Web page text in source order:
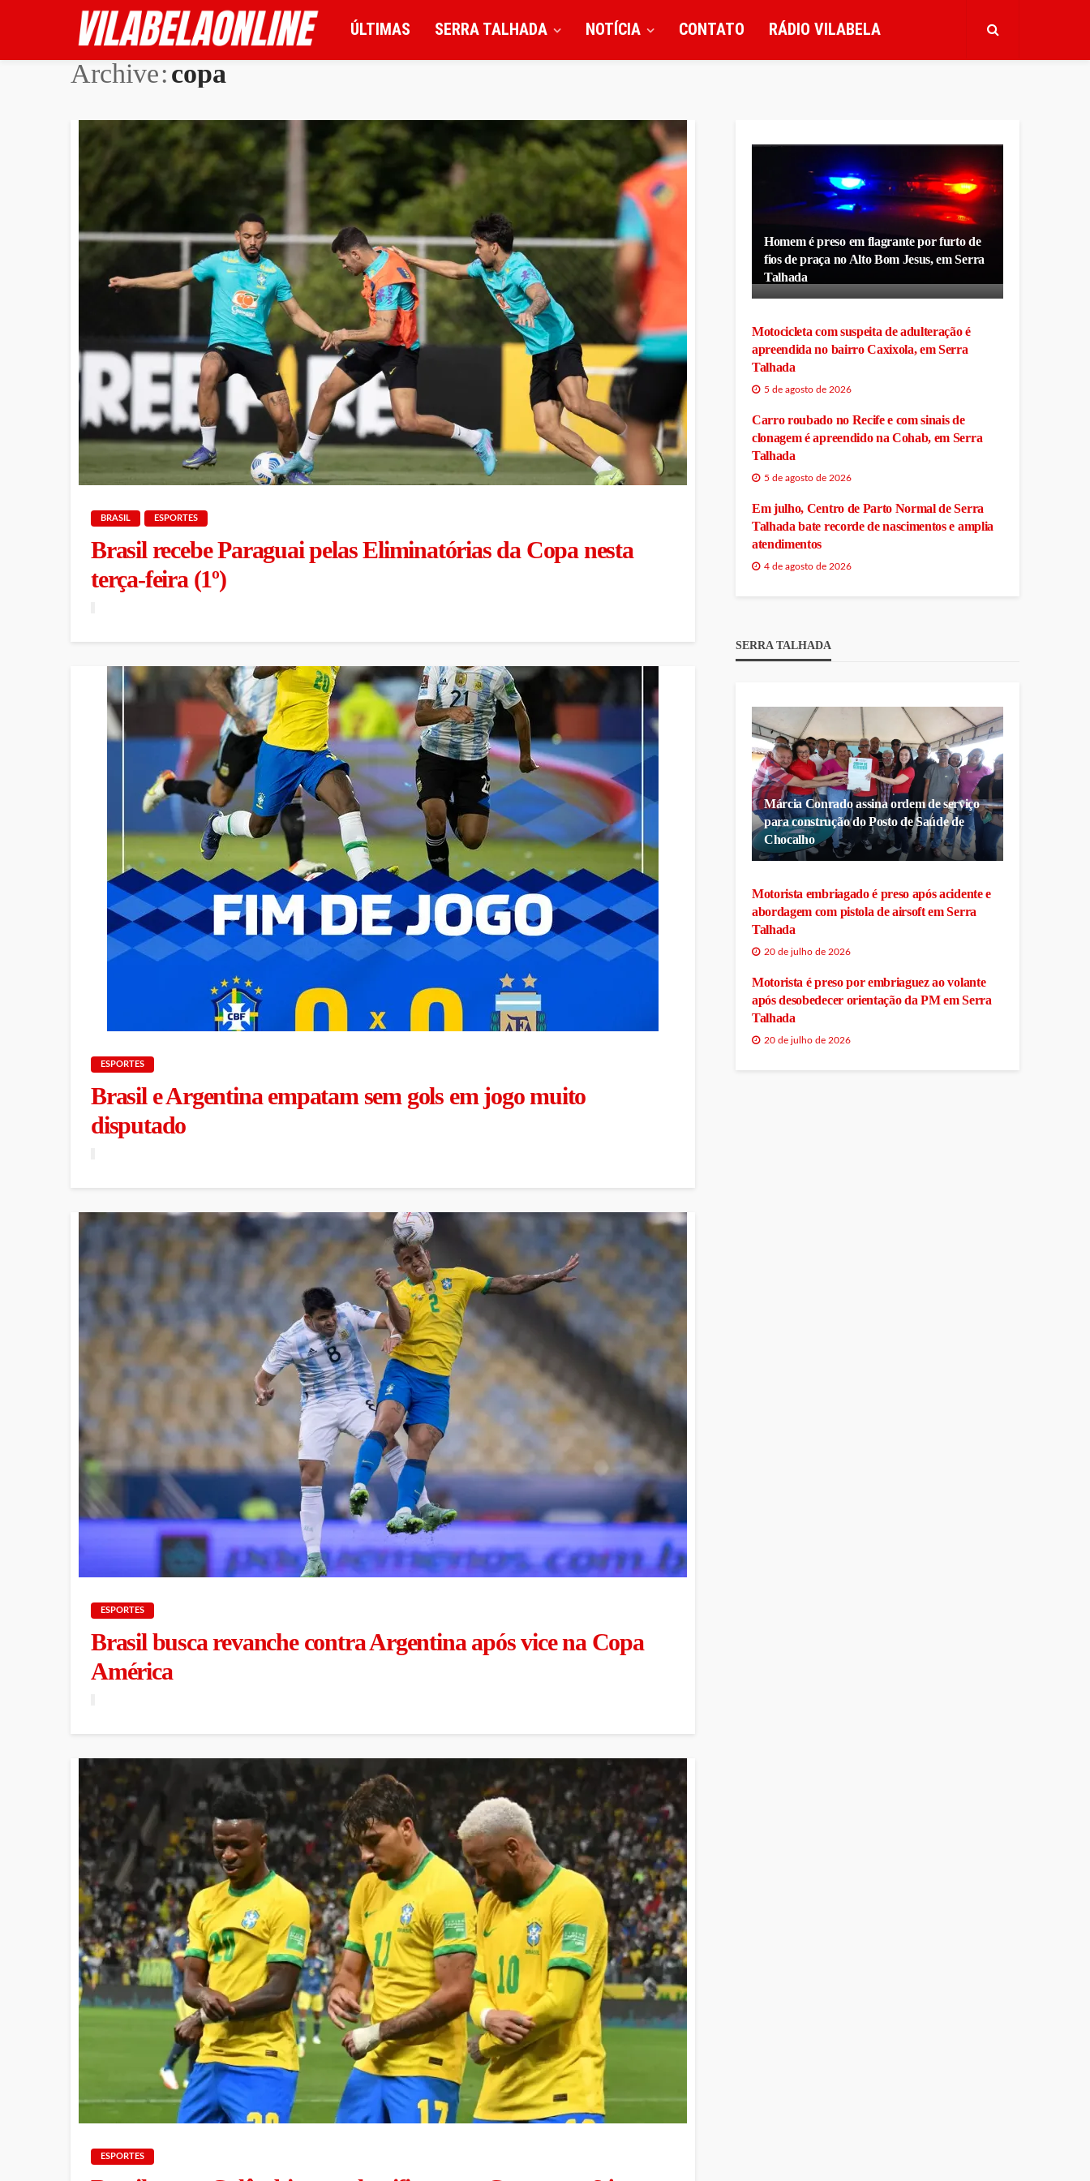
ÚLTIMAS SERRA TALHADA NOTÍCIA CONTATO RÁDIO VILABELA
Archive copa
BRASIL ESPORTES
Brasil recebe Paraguai pelas Eliminatórias da Copa nesta
terça-feira (1º)
ESPORTES
Brasil e Argentina empatam sem gols em jogo muito
disputado
ESPORTES
Brasil busca revanche contra Argentina após vice na Copa
América
ESPORTES
Homem é preso em flagrante por furto de
fios de praça no Alto Bom Jesus, em Serra
Talhada
Motocicleta com suspeita de adulteração é
apreendida no bairro Caxixola, em Serra
Talhada
5 de agosto de 2026
Carro roubado no Recife e com sinais de
clonagem é apreendido na Cohab, em Serra
Talhada
5 de agosto de 2026
Em julho, Centro de Parto Normal de Serra
Talhada bate recorde de nascimentos e amplia
atendimentos
4 de agosto de 2026
SERRA TALHADA
Márcia Conrado assina ordem de serviço
para construção do Posto de Saúde de
Chocalho
Motorista embriagado é preso após acidente e
abordagem com pistola de airsoft em Serra
Talhada
20 de julho de 2026
Motorista é preso por embriaguez ao volante
após desobedecer orientação da PM em Serra
Talhada
20 de julho de 2026